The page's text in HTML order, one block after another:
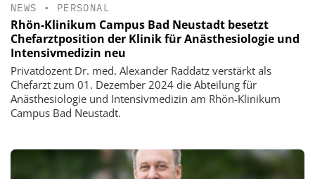
NEWS • PERSONAL
Rhön-Klinikum Campus Bad Neustadt besetzt
Chefarztposition der Klinik für Anästhesiologie und
Intensivmedizin neu
Privatdozent Dr. med. Alexander Raddatz verstärkt als
Chefarzt zum 01. Dezember 2024 die Abteilung für
Anästhesiologie und Intensivmedizin am Rhön-Klinikum
Campus Bad Neustadt.